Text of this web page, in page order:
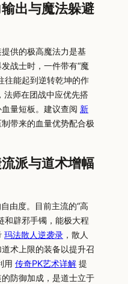
出与魔法躲避
供的极高魔法力是基
战士时，一件带有“魔
往能起到逆转乾坤的作
，法师在团战中应优先搭
量短板。建议查阅 新
制带来的血量优势配合极
派与道术增幅
由度。目前主流的“高
和辟邪手镯，能极大程
玛法散人逆袭录 ，散人
术上限的装备以提升召
用 传奇PK艺术详解 提
防御加成，是道士立于